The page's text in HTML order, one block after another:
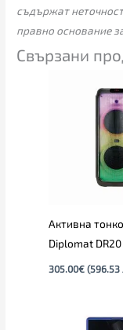
съдържат
правно основание
Свързани
Активна
Diplomat DR20
305.00€ (596.53